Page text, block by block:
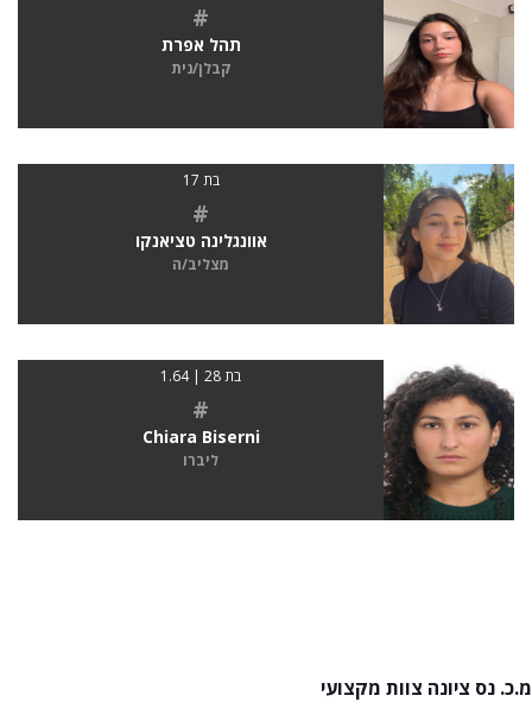
#
תהל אפרת
קבלן/נית
בת 17
#
אוונגלינה טציאנקו
מצליב/ה
בת 28 | 1.64
#
Chiara Biserni
ליברו
מ.כ. נס ציונה צוות מקצועי